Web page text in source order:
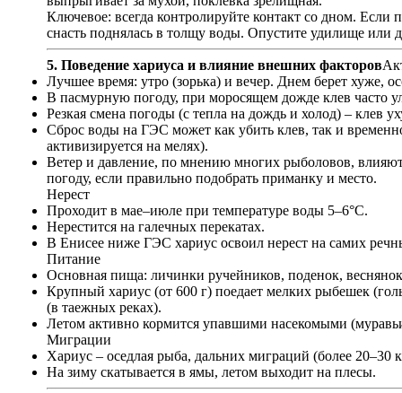
Ключевое: всегда контролируйте контакт со дном. Если
снасть поднялась в толщу воды. Опустите удилище или
5. Поведение хариуса и влияние внешних факторов
Лучшее время: утро (зорька) и вечер. Днем берет хуже,
В пасмурную погоду, при моросящем дожде клев часто
Резкая смена погоды (с тепла на дождь и холод) – клев
Сброс воды на ГЭС может как убить клев, так и
активизируется на мелях).
Ветер и давление, по мнению многих рыболовов,
погоду, если правильно подобрать приманку и место.
Нерест
Проходит в мае–июле при температуре воды 5–6°C.
Нерестится на галечных перекатах.
В Енисее ниже ГЭС хариус освоил нерест на самих
Питание
Основная пища: личинки ручейников, поденок,
Крупный хариус (от 600 г) поедает мелких рыбешек
(в таежных реках).
Летом активно кормится упавшими насекомыми
Миграции
Хариус – оседлая рыба, дальних миграций (более 20–30
На зиму скатывается в ямы, летом выходит на плесы.